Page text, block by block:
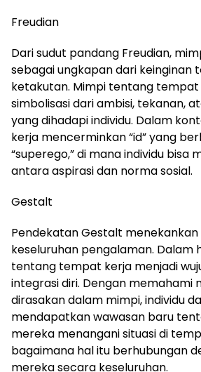
Freudian
Dari sudut pandang Freudian,
sebagai ungkapan dari keinginan
ketakutan. Mimpi tentang tempat
simbolisasi dari ambisi, tekanan,
yang dihadapi individu. Dalam
kerja mencerminkan “id” yang
“superego,” di mana individu bisa
antara aspirasi dan norma sosial.
Gestalt
Pendekatan Gestalt
keseluruhan pengalaman. Dalam
tentang tempat kerja menjadi
integrasi diri. Dengan memahami
dirasakan dalam mimpi, individu
mendapatkan wawasan baru
mereka menangani situasi di
bagaimana hal itu berhubungan
mereka secara keseluruhan.